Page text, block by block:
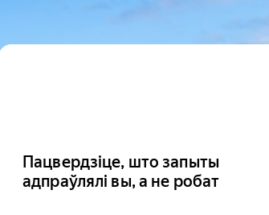
Пацвердзіце, што запыты
адпраўлялі вы, а не робат